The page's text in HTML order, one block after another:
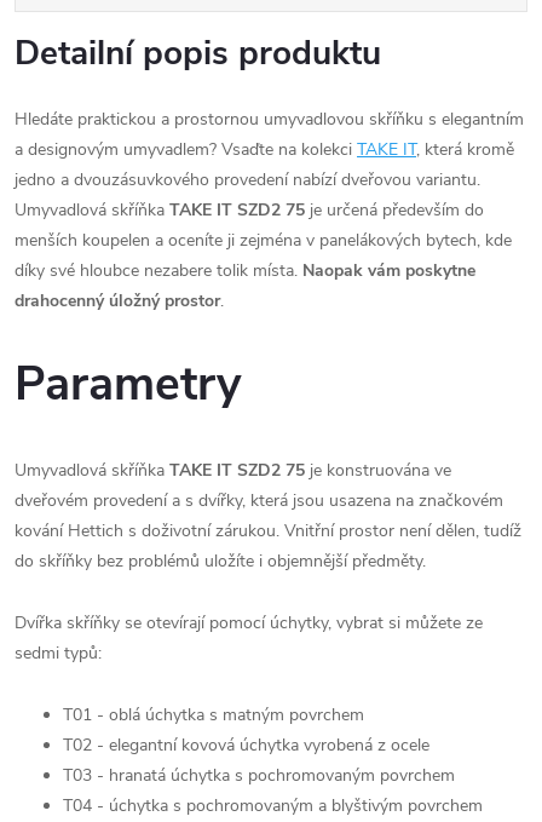
Detailní popis produktu
Hledáte praktickou a prostornou umyvadlovou skříňku s elegantním
a designovým umyvadlem? Vsaďte na kolekci TAKE IT, která kromě
jedno a dvouzásuvkového provedení nabízí dveřovou variantu.
Umyvadlová skříňka TAKE IT SZD2 75 je určená především do
menších koupelen a oceníte ji zejména v panelákových bytech, kde
díky své hloubce nezabere tolik místa. Naopak vám poskytne
drahocenný úložný prostor.
Parametry
Umyvadlová skříňka TAKE IT SZD2 75 je konstruována ve
dveřovém provedení a s dvířky, která jsou usazena na značkovém
kování Hettich s doživotní zárukou. Vnitřní prostor není dělen, tudíž
do skříňky bez problémů uložíte i objemnější předměty.
Dvířka skříňky se otevírají pomocí úchytky, vybrat si můžete ze
sedmi typů:
T01 - oblá úchytka s matným povrchem
T02 - elegantní kovová úchytka vyrobená z ocele
T03 - hranatá úchytka s pochromovaným povrchem
T04 - úchytka s pochromovaným a blyštivým povrchem